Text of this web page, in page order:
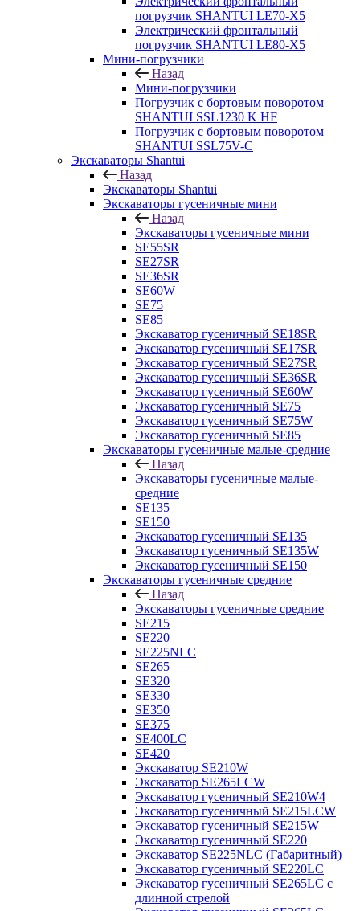
погрузчик SHANTUI LE70-X5
Электрический фронтальный
погрузчик SHANTUI LE80-X5
Мини-погрузчики
Назад
Мини-погрузчики
Погрузчик с бортовым поворотом
SHANTUI SSL1230 K HF
Погрузчик с бортовым поворотом
SHANTUI SSL75V-C
Экскаваторы Shantui
Назад
Экскаваторы Shantui
Экскаваторы гусеничные мини
Назад
Экскаваторы гусеничные мини
SE55SR
SE27SR
SE36SR
SE60W
SE75
SE85
Экскаватор гусеничный SE18SR
Экскаватор гусеничный SE17SR
Экскаватор гусеничный SE27SR
Экскаватор гусеничный SE36SR
Экскаватор гусеничный SE60W
Экскаватор гусеничный SE75
Экскаватор гусеничный SE75W
Экскаватор гусеничный SE85
Экскаваторы гусеничные малые-средние
Назад
Экскаваторы гусеничные малые-
средние
SE135
SE150
Экскаватор гусеничный SE135
Экскаватор гусеничный SE135W
Экскаватор гусеничный SE150
Экскаваторы гусеничные средние
Назад
Экскаваторы гусеничные средние
SE215
SE220
SE225NLC
SE265
SE320
SE330
SE350
SE375
SE400LC
SE420
Экскаватор SE210W
Экскаватор SE265LCW
Экскаватор гусеничный SE210W4
Экскаватор гусеничный SE215LCW
Экскаватор гусеничный SE215W
Экскаватор гусеничный SE220
Экскаватор SE225NLC (Габаритный)
Экскаватор гусеничный SE220LC
Экскаватор гусеничный SE265LC с
длинной стрелой